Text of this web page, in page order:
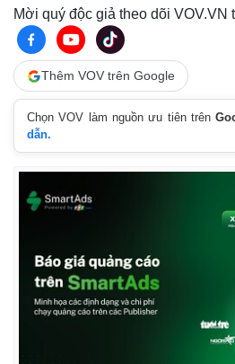
Mời quý độc giả theo dõi VOV.VN
Thêm VOV trên Google
Chọn VOV làm nguồn ưu tiên trên
dẫn.